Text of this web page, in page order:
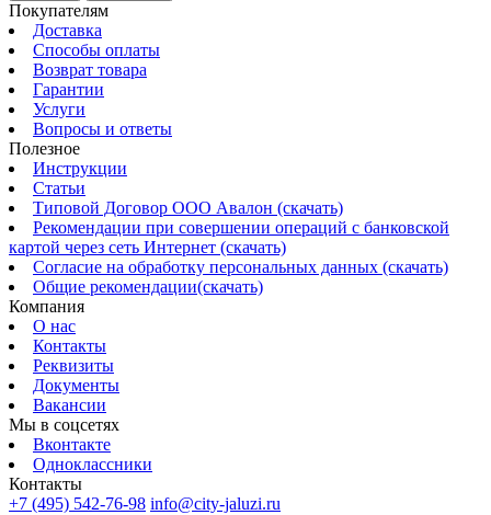
Покупателям
Доставка
Способы оплаты
Возврат товара
Гарантии
Услуги
Вопросы и ответы
Полезное
Инструкции
Статьи
Типовой Договор ООО Авалон (скачать)
Рекомендации при совершении операций с банковской
картой через сеть Интернет (скачать)
Согласие на обработку персональных данных (скачать)
Общие рекомендации(скачать)
Компания
О нас
Контакты
Реквизиты
Документы
Вакансии
Мы в соцсетях
Вконтакте
Одноклассники
Контакты
+7 (495) 542-76-98 info@city-jaluzi.ru